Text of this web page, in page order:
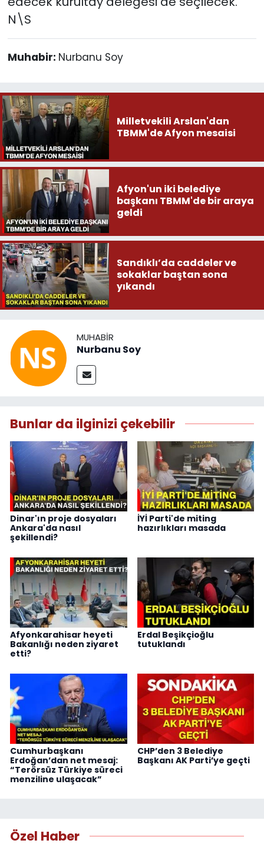
N\S
Muhabir: Nurbanu Soy
Milletvekili Arslan'dan
TBMM'de Afyon mesaisi
Afyon'un iki belediye
başkanı TBMM'de bir araya
geldi
Sandıklı’da caddeler ve
sokaklar baştan sona
yıkandı
MUHABIR
Nurbanu Soy
Bunlar da ilginizi çekebilir
Dinar'ın proje dosyaları
Ankara'da nasıl
şekillendi?
İYİ Parti'de miting
hazırlıkları masada
Afyonkarahisar heyeti
Bakanlığı neden ziyaret
etti?
Erdal Beşikçioğlu
tutuklandı
Cumhurbaşkanı
Erdoğan’dan net mesaj:
“Terörsüz Türkiye süreci
menziline ulaşacak”
CHP’den 3 Belediye
Başkanı AK Parti’ye geçti
Özel Haber